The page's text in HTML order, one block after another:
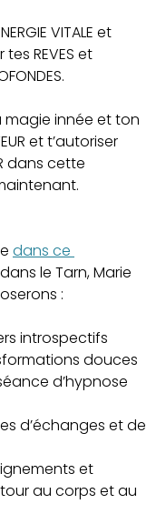
tes REVES et
et t’autoriser
dans cette
dans ce
dans le Tarn, Marie
:
introspectifs
douces
d’hypnose
d’échanges et de
et
au corps et au